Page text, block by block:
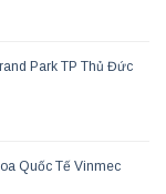
Park TP Thủ Đức
Quốc Tế Vinmec